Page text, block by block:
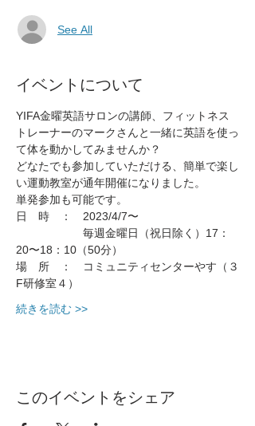
See All
イベントについて
YIFA金曜英語サロンの講師、フィットネス
トレーナーのマークさんと一緒に英語を使っ
て体を動かしてみませんか？
どなたでも参加していただける、簡単で楽し
い運動教室が通年開催になりました。
単発参加も可能です。
日　時　：　2023/4/7〜
毎週金曜日（祝日除く）17：
20〜18：10（50分）
場　所　：　コミュニティセンターやす（３
F研修室４）
続きを読む >>
このイベントをシェア